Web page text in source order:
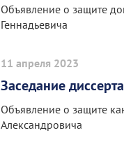
Объявление о защите
Геннадьевича
11 апреля 2023
Заседание
Объявление о защите
Александровича